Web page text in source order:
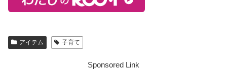
アイテム 子育て
Sponsored Link